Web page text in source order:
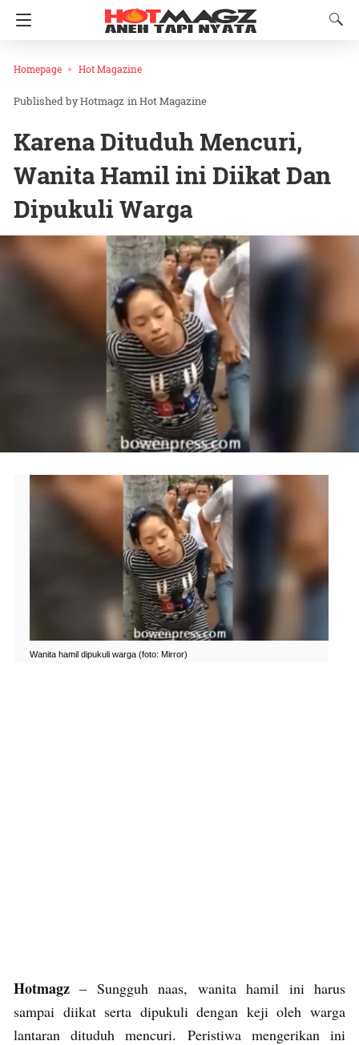
Homepage Hot Magazine
Hotmagz inHot Magazine
Karena Dituduh Mencuri,
Wanita Hamil ini Diikat Dan
Dipukuli Warga
Wanita hamil dipukuli warga (foto: Mirror)
Hotmagz – Sungguh naas, wanita hamil ini harus
sampai diikat serta dipukuli dengan keji oleh warga
lantaran dituduh mencuri. Peristiwa mengerikan ini